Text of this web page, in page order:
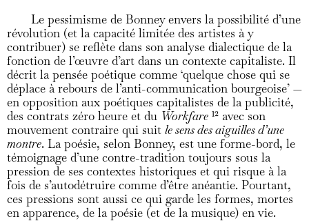
Le pessimisme de Bonney envers la possibilité d’une
révolution (et la capacité limitée des artistes à y
contribuer) se reflète dans son analyse dialectique de la
fonction de l’œuvre d’art dans un contexte capitaliste. Il
décrit la pensée poétique comme ‘quelque chose qui se
déplace à rebours de l’anti-communication bourgeoise’ —
en opposition aux poétiques capitalistes de la publicité,
des contrats zéro heure et du Workfare 12 avec son
mouvement contraire qui suit le sens des aiguilles d’une
montre. La poésie, selon Bonney, est une forme-bord, le
témoignage d’une contre-tradition toujours sous la
pression de ses contextes historiques et qui risque à la
fois de s’autodétruire comme d’être anéantie. Pourtant,
ces pressions sont aussi ce qui garde les formes, mortes
en apparence, de la poésie (et de la musique) en vie.